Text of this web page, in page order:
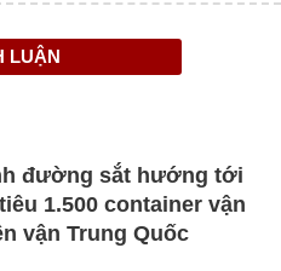
LUẬN
đường sắt hướng tới
1.500 container vận
vận Trung Quốc